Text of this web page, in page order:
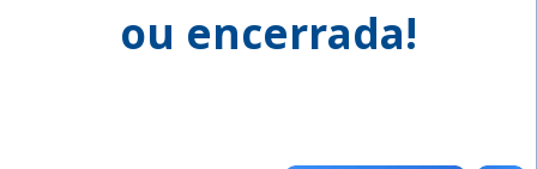
ou encerrada!